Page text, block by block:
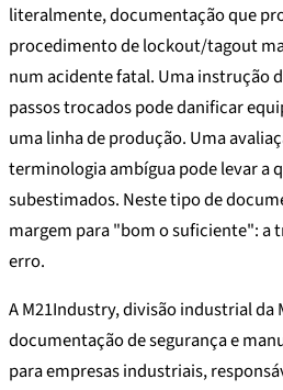
literalmente, documentação que
procedimento de lockout/tagout
num acidente fatal. Uma instrução
passos trocados pode danificar
uma linha de produção. Uma
terminologia ambígua pode levar a
subestimados. Neste tipo de
margem para "bom o suficiente": a
erro.
A M21Industry, divisão industrial da
documentação de segurança e
para empresas industriais,